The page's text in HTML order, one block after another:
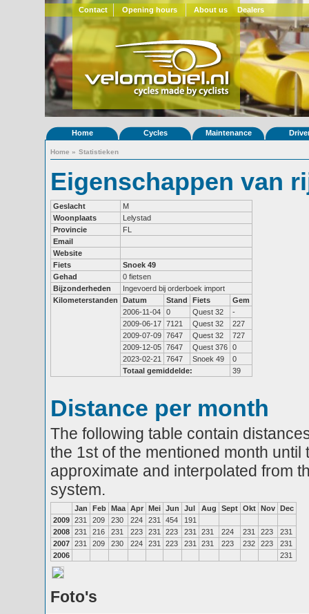
Contact Opening hours About us Dealers
Home Cycles Maintenance
Home » Statistieken
Eigenschappen van
Geslacht
M
Woonplaats
Lelystad
Provincie
FL
Email
Website
Fiets
Snoek 49
Gehad
0 fietsen
Bijzonderheden
Ingevoerd bij orderboek import
Kilometerstanden
Datum Stand Fiets
Gem
2006-11-04
0 Quest 32
-
2009-06-17 7121 Quest 32
227
2009-07-09 7647 Quest 32
727
2009-12-05 7647 Quest 376 0
2023-02-21
7647 Snoek 49
0
Totaal gemiddelde:
39
Distance per month
The following table contain
the 1st of the mentioned month
approximate and interpolated from
system.
Jan Feb Maa Apr Mei Jun Jul Aug Sept Okt Nov Dec
2009 231 209 230 224 231 454
191
2008 231 216 231 223 231 223 231 231 224 231 223
231
2007 231 209 230 224 231 223 231 231 223 232 223
231
2006
231
Foto's